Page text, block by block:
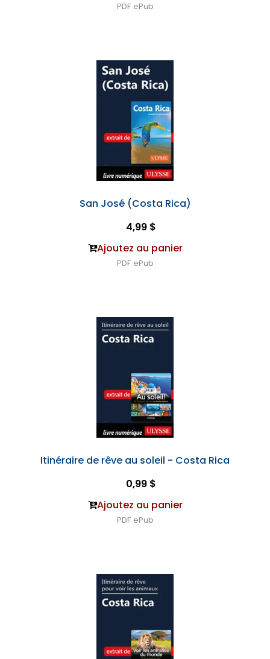
PDF ePub
San José (Costa Rica)
4,99 $
Ajoutez au panier
PDF ePub
Itinéraire de rêve au soleil - Costa Rica
0,99 $
Ajoutez au panier
PDF ePub